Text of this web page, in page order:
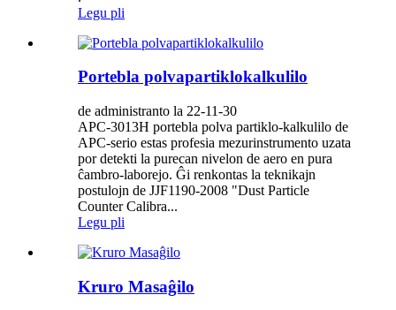
Legu pli
Portebla polvapartiklokalkulilo
de administranto la 22-11-30
APC-3013H portebla polva partiklo-kalkulilo de
APC-serio estas profesia mezurinstrumento uzata
por detekti la purecan nivelon de aero en pura
ĉambro-laborejo. Ĝi renkontas la teknikajn
postulojn de JJF1190-2008 "Dust Particle
Counter Calibra...
Legu pli
Kruro Masaĝilo